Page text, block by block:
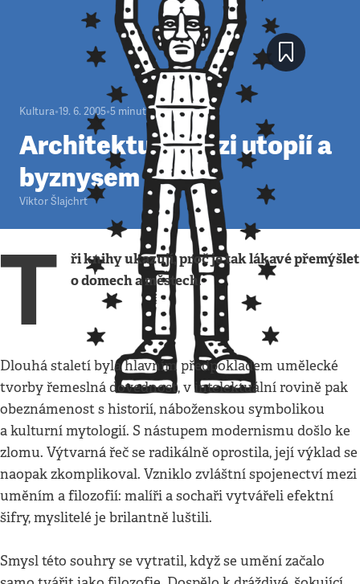
Kultura•19. 6. 2005•5 minut
Architektura mezi utopií a
byznysem
Viktor Šlajchrt
T
ři knihy ukazují, proč je tak lákavé přemýšlet
o domech a městech .
Dlouhá staletí byla hlavním předpokladem umělecké
tvorby řemeslná dovednost, v intelektuální rovině pak
obeznámenost s historií, náboženskou symbolikou
a kulturní mytologií. S nástupem modernismu došlo ke
zlomu. Výtvarná řeč se radikálně oprostila, její výklad se
naopak zkomplikoval. Vzniklo zvláštní spojenectví mezi
uměním a filozofií: malíři a sochaři vytvářeli efektní
šifry, myslitelé je brilantně luštili.
Smysl této souhry se vytratil, když se umění začalo